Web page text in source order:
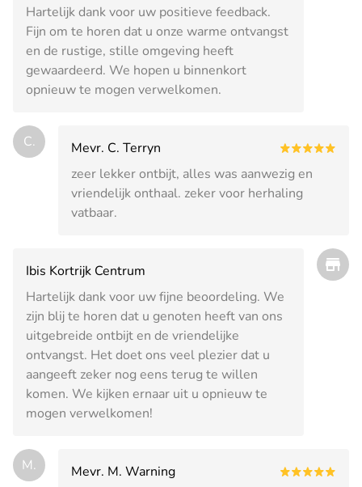
Hartelijk dank voor uw positieve feedback.
Fijn om te horen dat u onze warme ontvangst
en de rustige, stille omgeving heeft
gewaardeerd. We hopen u binnenkort
opnieuw te mogen verwelkomen.
C.
Mevr. C. Terryn
zeer lekker ontbijt, alles was aanwezig en
vriendelijk onthaal. zeker voor herhaling
vatbaar.
Ibis Kortrijk Centrum
Hartelijk dank voor uw fijne beoordeling. We
zijn blij te horen dat u genoten heeft van ons
uitgebreide ontbijt en de vriendelijke
ontvangst. Het doet ons veel plezier dat u
aangeeft zeker nog eens terug te willen
komen. We kijken ernaar uit u opnieuw te
mogen verwelkomen!
M.
Mevr. M. Warning